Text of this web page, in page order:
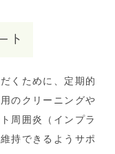
ト
くために、定期的
のクリーニングや
周囲炎（インプラ
持できるようサポ